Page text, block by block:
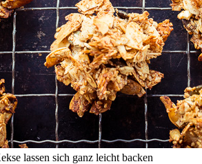
lassen sich ganz leicht backen